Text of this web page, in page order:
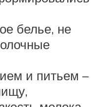
белье, не
и питьем –